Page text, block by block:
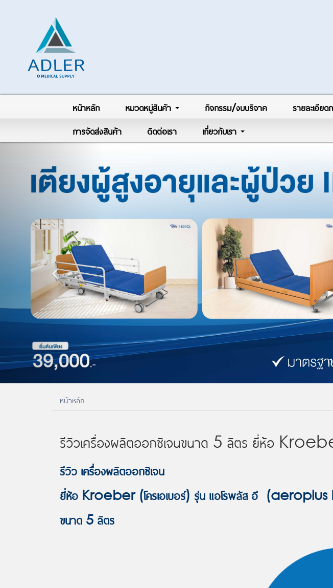
หน้าหลัก หมวดหมู่สินค้า กิจกรรม/งบบริจาค รายละเอียด
การจัดส่งสินค้า
ติดต่อเรา เกี่ยวกับเรา
หน้าหลัก
รีวิวเครื่องผลิตออกซิเจนขนาด 5 ลิตร ยี่ห้อ
รีวิว เครื่องผลิตออกซิเจน
ยี่ห้อ Kroeber (โครเอเบอร์) รุ่น แอโรพลัส อี (aeroplus
ขนาด 5 ลิตร